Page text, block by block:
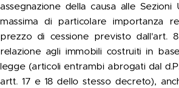
assegnazione della causa alle
massima di particolare importanza
prezzo di cessione previsto dall'art.
relazione agli immobili costruiti in
legge (articoli entrambi abrogati dal
artt. 17 e 18 dello stesso decreto),